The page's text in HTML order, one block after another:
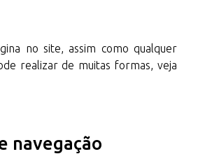
no site, assim como qualquer
realizar de muitas formas, veja
navegação